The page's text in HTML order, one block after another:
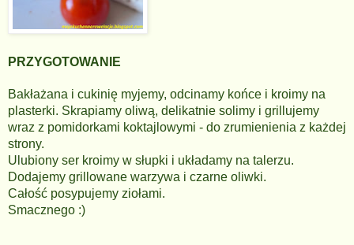
PRZYGOTOWANIE
Bakłażana i cukinię myjemy, odcinamy końce i kroimy na
plasterki. Skrapiamy oliwą, delikatnie solimy i grillujemy
wraz z pomidorkami koktajlowymi - do zrumienienia z każdej
strony.
Ulubiony ser kroimy w słupki i układamy na talerzu.
Dodajemy grillowane warzywa i czarne oliwki.
Całość posypujemy ziołami.
Smacznego :)